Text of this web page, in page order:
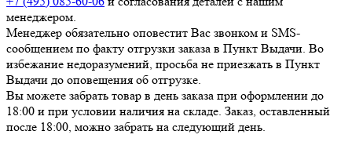
менеджером.
Менеджер обязательно оповестит Вас звонком и SMS-
сообщением по факту отгрузки заказа в Пункт Выдачи. Во
избежание недоразумений, просьба не приезжать в Пункт
Выдачи до оповещения об отгрузке
Вы можете забрать товар в день заказа при оформлении до
18:00 и при условии наличия на складе. Заказ, оставленный
после 18:00, можно забрать на следующий день.